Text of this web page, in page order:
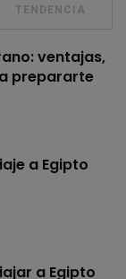
TENDENCIA
ventajas,
prepararte
a Egipto
a Egipto